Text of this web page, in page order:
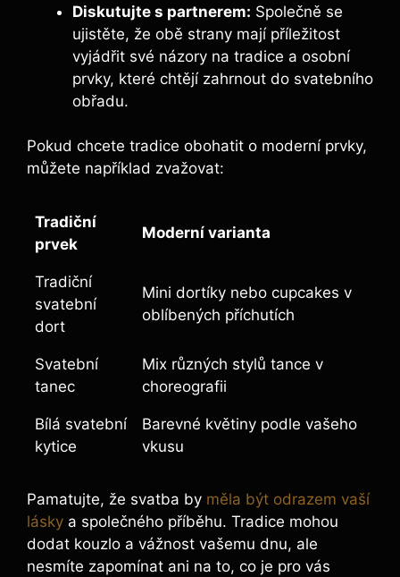
Diskutujte s partnerem: Společně se
ujistěte, že obě strany mají příležitost
vyjádřit své názory na tradice a osobní
prvky, které chtějí zahrnout do svatebního
obřadu.
Pokud chcete tradice obohatit o moderní prvky,
můžete například zvažovat:
Tradiční
prvek
Moderní varianta
Tradiční
svatební
dort
Mini dortíky nebo cupcakes v
oblíbených příchutích
Svatební
tanec
Mix různých stylů tance v
choreografii
Bílá svatební
kytice
Barevné květiny podle vašeho
vkusu
Pamatujte, že svatba by měla být odrazem vaší
lásky a společného příběhu. Tradice mohou
dodat kouzlo a vážnost vašemu dnu, ale
nesmíte zapomínat ani na to, co je pro vás